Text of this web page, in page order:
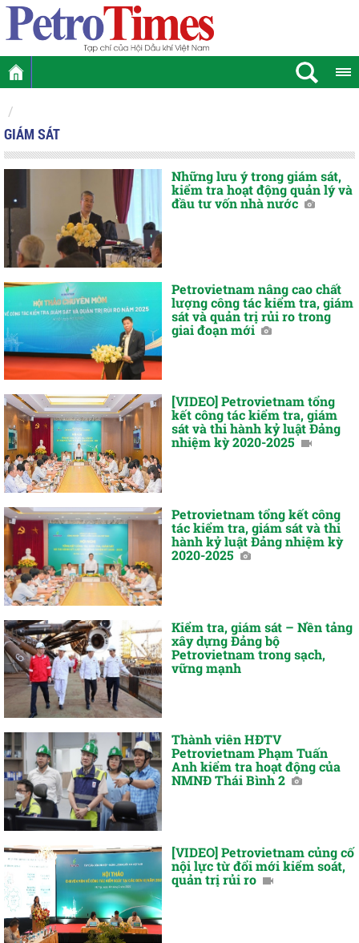
GIÁM SÁT
Những lưu ý trong giám sát,
kiểm tra hoạt động quản lý và
đầu tư vốn nhà nước
Petrovietnam nâng cao chất
lượng công tác kiểm tra, giám
sát và quản trị rủi ro trong
giai đoạn mới
[VIDEO] Petrovietnam tổng
kết công tác kiểm tra, giám
sát và thi hành kỷ luật Đảng
nhiệm kỳ 2020-2025
Petrovietnam tổng kết công
tác kiểm tra, giám sát và thi
hành kỷ luật Đảng nhiệm kỳ
2020-2025
Kiểm tra, giám sát – Nền tảng
xây dựng Đảng bộ
Petrovietnam trong sạch,
vững mạnh
Thành viên HĐTV
Petrovietnam Phạm Tuấn
Anh kiểm tra hoạt động của
NMNĐ Thái Bình 2
[VIDEO] Petrovietnam củng cố
nội lực từ đổi mới kiểm soát,
quản trị rủi ro